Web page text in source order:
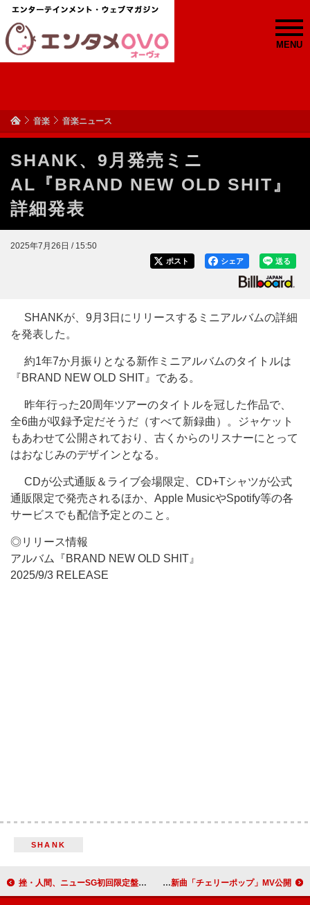
MENU
音楽 音楽ニュース
SHANK、9月発売ミニ
AL『BRAND NEW OLD SHIT』
詳細発表
2025年7月26日 / 15:50
送る
シェア
ポスト
SHANKが、9月3日にリリースするミニアルバムの詳細
を発表した。
約1年7か月振りとなる新作ミニアルバムのタイトルは
『BRAND NEW OLD SHIT』である。
昨年行った20周年ツアーのタイトルを冠した作品で、
全6曲が収録予定だそうだ（すべて新録曲）。ジャケット
もあわせて公開されており、古くからのリスナーにとって
はおなじみのデザインとなる。
CDが公式通販＆ライブ会場限定、CD+Tシャツが公式
通販限定で発売されるほか、Apple MusicやSpotify等の各
サービスでも配信予定とのこと。
◎リリース情報
アルバム『BRAND NEW OLD SHIT』
2025/9/3 RELEASE
SHANK
挫・人間、ニューSG初回限定盤収録ライブ映像「教祖S」公開 DECO*27、新曲「チェリーポップ」MV公開